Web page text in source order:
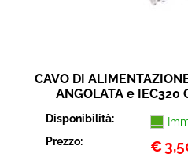
CAVO DI
ANGOLATA e IEC320
Disponibilità:
Prezzo:
€